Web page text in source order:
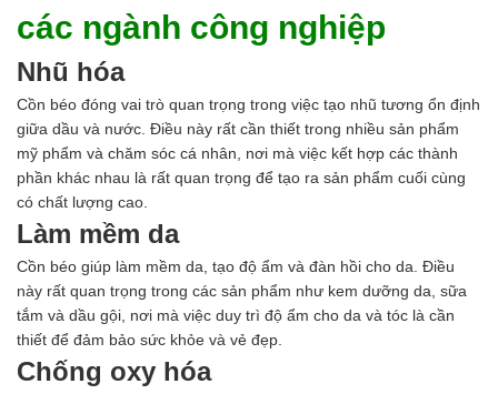
các ngành công nghiệp
Nhũ hóa
Cồn béo đóng vai trò quan trọng trong việc tạo nhũ tương ổn định
giữa dầu và nước. Điều này rất cần thiết trong nhiều sản phẩm
mỹ phẩm và chăm sóc cá nhân, nơi mà việc kết hợp các thành
phần khác nhau là rất quan trọng để tạo ra sản phẩm cuối cùng
có chất lượng cao.
Làm mềm da
Cồn béo giúp làm mềm da, tạo độ ẩm và đàn hồi cho da. Điều
này rất quan trọng trong các sản phẩm như kem dưỡng da, sữa
tắm và dầu gội, nơi mà việc duy trì độ ẩm cho da và tóc là cần
thiết để đảm bảo sức khỏe và vẻ đẹp.
Chống oxy hóa